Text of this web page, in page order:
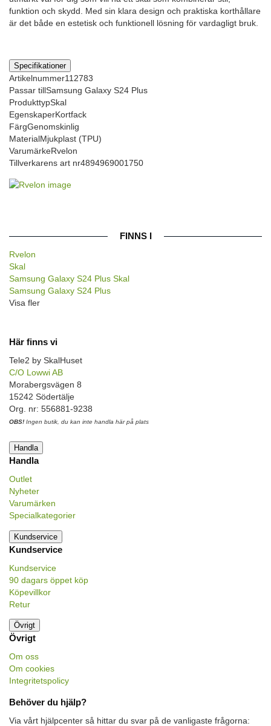
funktion och skydd. Med sin klara design och praktiska korthållare
är det både en estetisk och funktionell lösning för vardagligt bruk.
Specifikationer
Artikelnummer112783
Passar tillSamsung Galaxy S24 Plus
ProdukttypSkal
EgenskaperKortfack
FärgGenomskinlig
MaterialMjukplast (TPU)
VarumärkeRvelon
Tillverkarens art nr4894969001750
FINNS I
Rvelon
Skal
Samsung Galaxy S24 Plus Skal
Samsung Galaxy S24 Plus
Visa fler
Här finns vi
Tele2 by SkalHuset
C/O Lowwi AB
Morabergsvägen 8
15242 Södertälje
Org. nr: 556881-9238
OBS! Ingen butik, du kan inte handla här på plats
Handla
Handla
Outlet
Nyheter
Varumärken
Specialkategorier
Kundservice
Kundservice
Kundservice
90 dagars öppet köp
Köpevillkor
Retur
Övrigt
Övrigt
Om oss
Om cookies
Integritetspolicy
Behöver du hjälp?
Via vårt hjälpcenter så hittar du svar på de vanligaste frågorna: